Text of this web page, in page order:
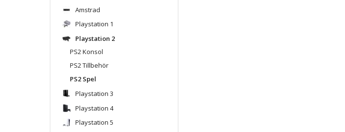
Amstrad
Playstation 1
Playstation 2
PS2 Konsol
PS2 Tillbehör
PS2 Spel
Playstation 3
Playstation 4
Playstation 5